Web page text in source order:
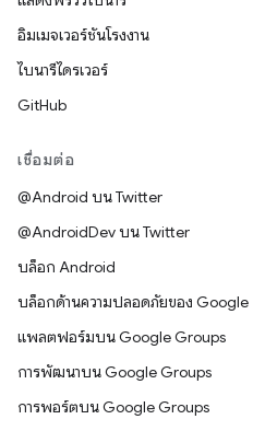
อิมเมจเวอร์ชันโรงงาน
ไบนารีไดรเวอร์
GitHub
เชื่อมต่อ
@Android บน Twitter
@AndroidDev บน Twitter
บล็อก Android
บล็อกด้านความปลอดภัยของ Google
แพลตฟอร์มบน Google Groups
การพัฒนาบน Google Groups
การพอร์ตบน Google Groups